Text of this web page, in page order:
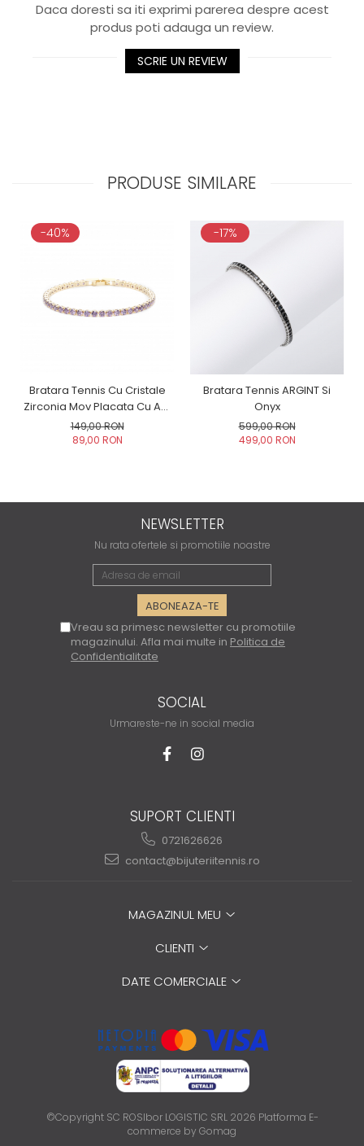
Daca doresti sa iti exprimi parerea despre acest
produs poti adauga un review.
SCRIE UN REVIEW
PRODUSE SIMILARE
-40%
Bratara Tennis Cu Cristale
Zirconia Mov Placata Cu Aur
Galben
149,00 RON
89,00 RON
-17%
Bratara Tennis ARGINT Si
Onyx
599,00 RON
499,00 RON
NEWSLETTER
Nu rata ofertele si promotiile noastre
Vreau sa primesc newsletter cu promotiile
magazinului. Afla mai multe in Politica de
Confidentialitate
SOCIAL
Urmareste-ne in social media
SUPORT CLIENTI
0721626626
contact@bijuteriitennis.ro
MAGAZINUL MEU
CLIENTI
DATE COMERCIALE
©Copyright SC ROSIbor LOGISTIC SRL 2026 Platforma E-
commerce by Gomag